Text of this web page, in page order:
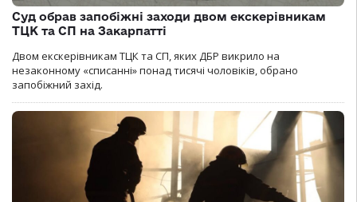
Суд обрав запобіжні заходи двом екскерівникам
ТЦК та СП на Закарпатті
Двом екскерівникам ТЦК та СП, яких ДБР викрило на
незаконному «списанні» понад тисячі чоловіків, обрано
запобіжний захід.